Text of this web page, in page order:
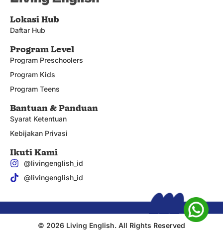
Lokasi Hub
Daftar Hub
Program Level
Program Preschoolers
Program Kids
Program Teens
Bantuan & Panduan
Syarat Ketentuan
Kebijakan Privasi
Ikuti Kami
@livingenglish_id
@livingenglish_id
© 2026 Living English. All Rights Reserved